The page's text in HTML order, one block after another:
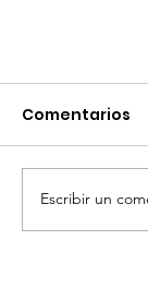
se
Comentarios
Escribir un